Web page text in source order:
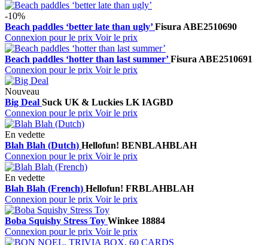
-10%
Beach paddles ‘better late than ugly’Fisura ABE2510690
Connexion pour le prix Voir le prix
Beach paddles ‘hotter than last summer’Fisura ABE2510691
Connexion pour le prix Voir le prix
Nouveau
Big Deal Suck UK & Luckies LK IAGBD
Connexion pour le prix Voir le prix
En vedette
Blah Blah (Dutch) Hellofun! BENBLAHBLAH
Connexion pour le prix Voir le prix
En vedette
Blah Blah (French) Hellofun! FRBLAHBLAH
Connexion pour le prix Voir le prix
Boba Squishy Stress Toy Winkee 18884
Connexion pour le prix Voir le prix